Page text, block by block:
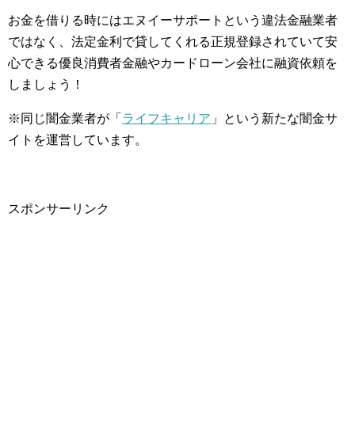
お金を借りる時にはエヌイーサポートという違法金融業者
ではなく、法定金利で貸してくれる正規登録されていて安
心できる優良消費者金融やカードローン会社に融資依頼を
しましょう！
※同じ闇金業者が「 ライフキャリア 」という新たな闇金サ
イトを運営しています。
スポンサーリンク